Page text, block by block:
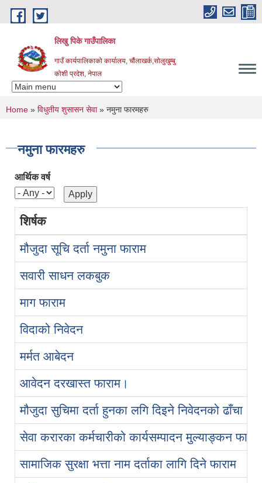
Skip to main content
लिखु पिके गाउँपालिका
गाउँ कार्यपालिकाको कार्यालय, चौंलाखर्क,सोलुखुम्बु
कोशी प्रदेश, नेपाल
You are here
Home » विधुतीय शुसासन सेवा» नमुना फारमहरु
नमुना फारमहरु
आर्थिक वर्ष
शिर्षक
मौजुदा सूचि दर्ता नमुना फाराम
सवारी साधन लकबुक
माग फाराम
विदाको निवेदन
मर्मत आबेदन
आवेदन दरखास्त फाराम।
मौजुदा सुचिमा दर्ता हुनका लगि दिइने निवेदनको ढाँचा।
सेवा करारका कर्मचारीको कार्यसम्पादन मुल्याङ्‍कन फारम
सामाजिक सुरक्षा भत्ता नाम दर्ताका लागि दिने फाराम